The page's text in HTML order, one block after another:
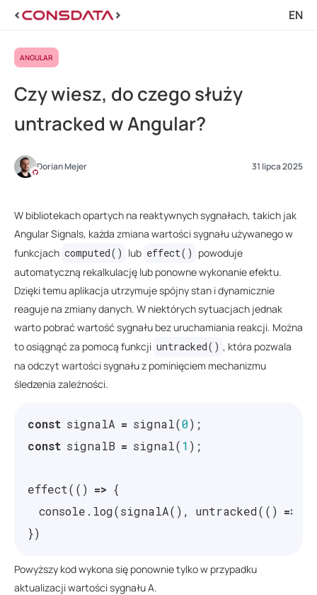
EN
ANGULAR
Czy wiesz, do czego służy
untracked w Angular?
Dorian Mejer 31 lipca 2025
W bibliotekach opartych na reaktywnych sygnałach, takich jak
Angular Signals, każda zmiana wartości sygnału używanego w
funkcjach computed() lub effect() powoduje
automatyczną rekalkulację lub ponowne wykonanie efektu.
Dzięki temu aplikacja utrzymuje spójny stan i dynamicznie
reaguje na zmiany danych. W niektórych sytuacjach jednak
warto pobrać wartość sygnału bez uruchamiania reakcji. Można
to osiągnąć za pomocą funkcji untracked() , która pozwala
na odczyt wartości sygnału z pominięciem mechanizmu
śledzenia zależności.
const signalA = signal(0);
const signalB = signal(1 );
effect(() => {
console . log(signalA(), untracked(() =>
})
Powyższy kod wykona się ponownie tylko w przypadku
aktualizacji wartości sygnału A.